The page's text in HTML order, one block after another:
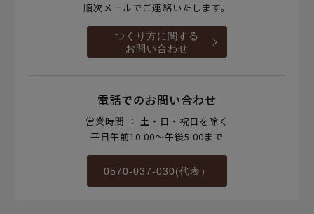
順次メールでご連絡いたします。
つくり方に関する
お問い合わせ
電話でのお問い合わせ
営業時間 ： 土・日・祝日を除く
平日午前10:00～午後5:00まで
0570-037-030(代表）